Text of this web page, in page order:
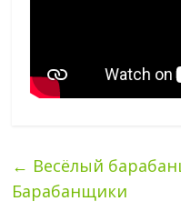
← Весёлый
Барабанщики